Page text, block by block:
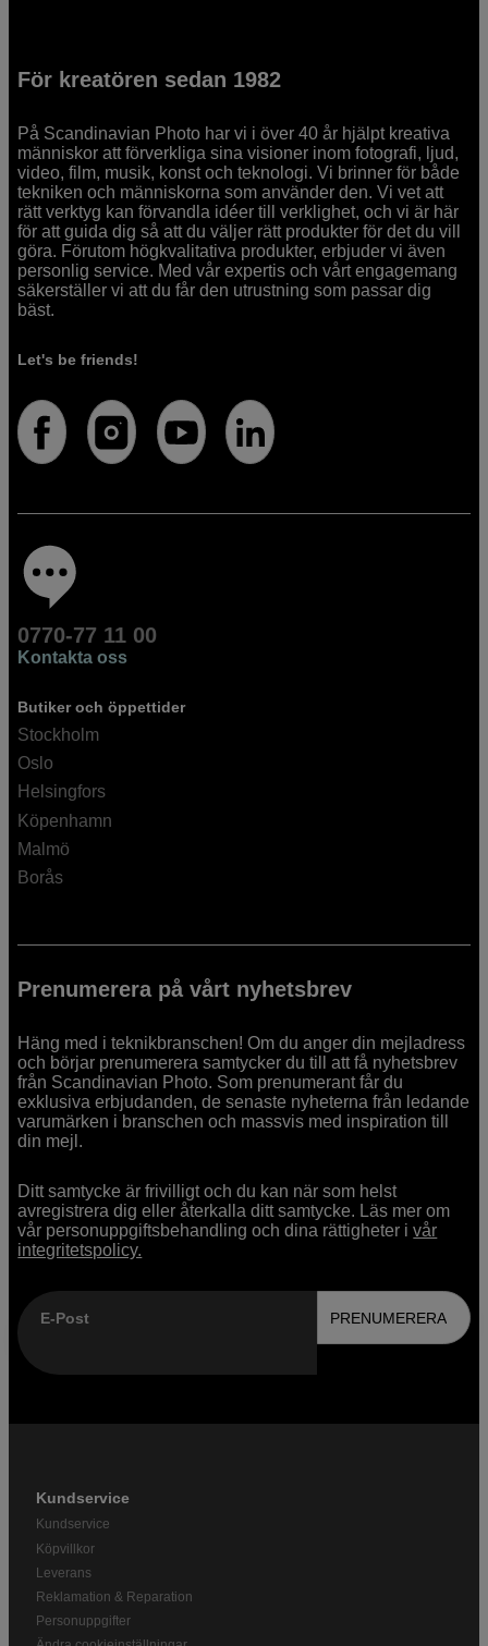
För kreatören sedan 1982
På Scandinavian Photo har vi i över 40 år hjälpt kreativa
människor att förverkliga sina visioner inom fotografi, ljud,
video, film, musik, konst och teknologi. Vi brinner för både
tekniken och människorna som använder den. Vi vet att
rätt verktyg kan förvandla idéer till verklighet, och vi är här
för att guida dig så att du väljer rätt produkter för det du vill
göra. Förutom högkvalitativa produkter, erbjuder vi även
personlig service. Med vår expertis och vårt engagemang
säkerställer vi att du får den utrustning som passar dig
bäst.
Let's be friends!
0770-77 11 00
Kontakta oss
Butiker och öppettider
Stockholm
Oslo
Helsingfors
Köpenhamn
Malmö
Borås
Prenumerera på vårt nyhetsbrev
Häng med i teknikbranschen! Om du anger din mejladress
och börjar prenumerera samtycker du till att få nyhetsbrev
från Scandinavian Photo. Som prenumerant får du
exklusiva erbjudanden, de senaste nyheterna från ledande
varumärken i branschen och massvis med inspiration till
din mejl.
Ditt samtycke är frivilligt och du kan när som helst
avregistrera dig eller återkalla ditt samtycke. Läs mer om
vår personuppgiftsbehandling och dina rättigheter ivår
integritetspolicy.
E-Post PRENUMERERA
Kundservice
Kundservice
Köpvillkor
Leverans
Reklamation & Reparation
Personuppgifter